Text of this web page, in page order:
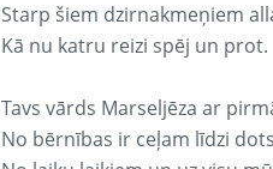
Starp šiem dzirnakmeņiem
Kā nu katru reizi spēj un prot.
Tavs vārds Marseljēza ar
No bērnības ir ceļam līdzi